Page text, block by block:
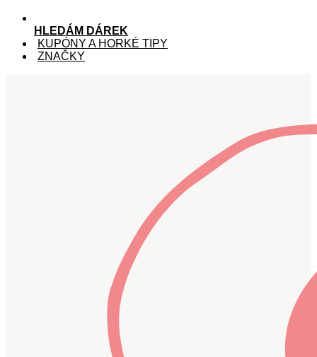
HLEDÁM DÁREK
KUPÓNY A HORKÉ TIPY
ZNAČKY